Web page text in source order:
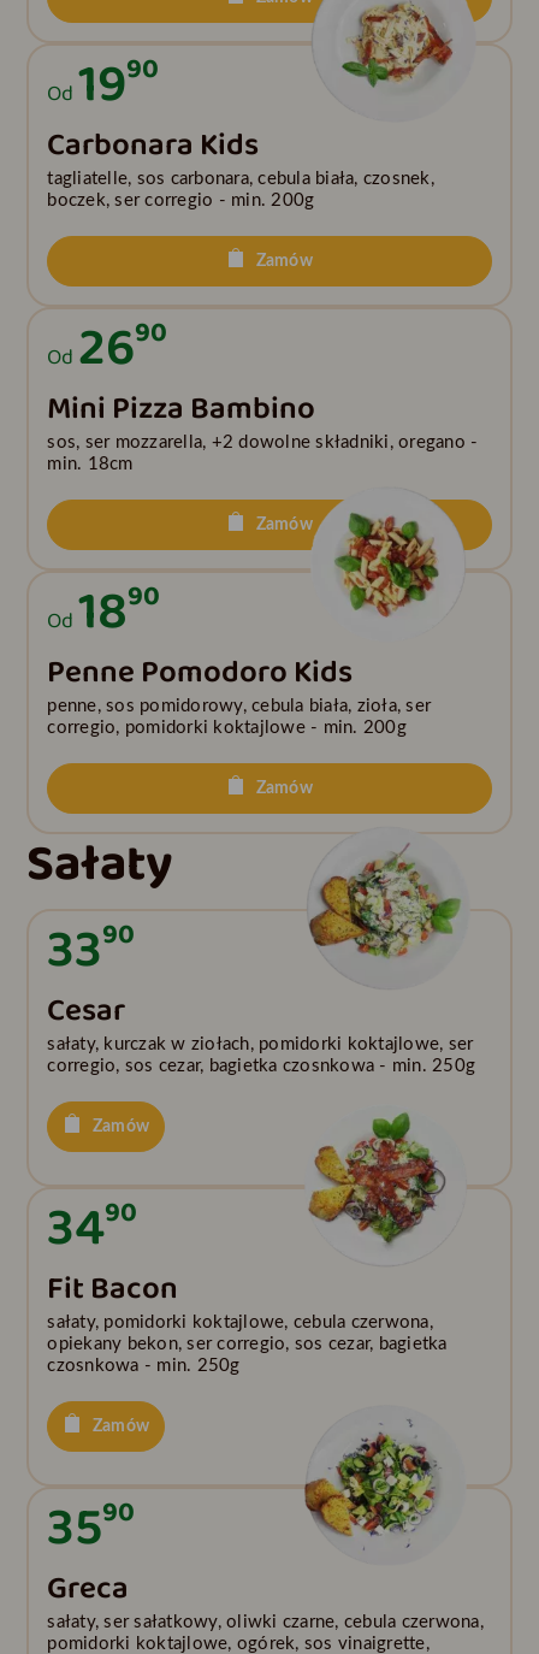
Od1990
Carbonara Kids
tagliatelle, sos carbonara, cebula biała, czosnek,
boczek, ser corregio - min. 200g
Zamów
Od 2690
Mini Pizza Bambino
sos, ser mozzarella, +2 dowolne składniki, oregano -
min. 18cm
Zamów
Od1890
Penne Pomodoro Kids
penne, sos pomidorowy, cebula biała, zioła, ser
corregio, pomidorki koktajlowe - min. 200g
Zamów
Sałaty
3390
Cesar
sałaty, kurczak w ziołach, pomidorki koktajlowe, ser
corregio, sos cezar, bagietka czosnkowa - min. 250g
Zamów
3490
Fit Bacon
sałaty, pomidorki koktajlowe, cebula czerwona,
opiekany bekon, ser corregio, sos cezar, bagietka
czosnkowa - min. 250g
Zamów
3590
Greca
sałaty, ser sałatkowy, oliwki czarne, cebula czerwona,
pomidorki koktajlowe, ogórek, sos vinaigrette,